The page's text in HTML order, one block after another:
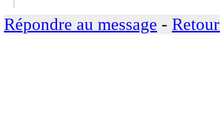
Répondre au message -